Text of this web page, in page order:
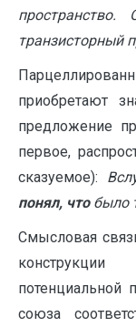
транзисторный
приобретают
предложение
первое,
сказуемое):
понял, чтобыло
Смысловая
потенциальной
союза